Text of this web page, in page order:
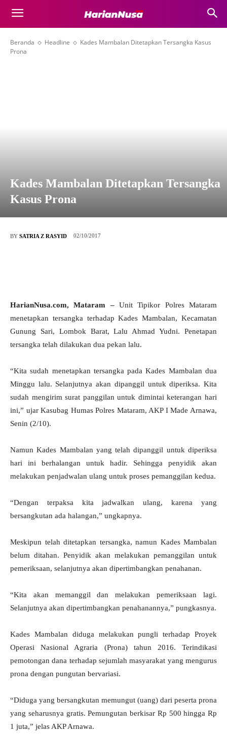
Beranda Headline
Kades Mambalan Ditetapkan Tersangka Kasus
Prona
Kades Mambalan Ditetapkan Tersangka
Kasus Prona
BY SATRIA Z RASYID 02/10/2017
HarianNusa.com, Mataram –Unit Tipikor Polres Mataram
menetapkan tersangka terhadap Kades Mambalan, Kecamatan
Gunung Sari, Lombok Barat, Lalu Ahmad Yudni. Penetapan
tersangka telah dilakukan dua pekan lalu.
“Kita sudah menetapkan tersangka pada Kades Mambalan dua
Minggu lalu. Selanjutnya akan dipanggil untuk diperiksa. Kita
sudah mengirim surat panggilan untuk dimintai keterangan hari
ini,” ujar Kasubag Humas Polres Mataram, AKP I Made Arnawa,
Senin (2/10).
Namun Kades Mambalan yang telah dipanggil untuk diperiksa
hari ini berhalangan untuk hadir. Sehingga penyidik akan
melakukan penjadwalan ulang untuk proses pemanggilan kedua.
“Dengan terpaksa kita jadwalkan ulang, karena yang
bersangkutan ada halangan,” ungkapnya.
Meskipun telah ditetapkan tersangka, namun Kades Mambalan
belum ditahan. Penyidik akan melakukan pemanggilan untuk
pemeriksaan, selanjutnya akan dipertimbangkan penahanan.
“Kita akan memanggil dan melakukan pemeriksaan lagi.
Selanjutnya akan dipertimbangkan penahanannya,” pungkasnya.
Kades Mambalan diduga melakukan pungli terhadap Proyek
Operasi Nasional Agraria (Prona) tahun 2016. Terindikasi
pemotongan dana terhadap sejumlah masyarakat yang mengurus
prona dengan pungutan bervariasi.
“Diduga yang bersangkutan memungut (uang) dari peserta prona
yang seharusnya gratis. Pemungutan berkisar Rp 500 hingga Rp
1 juta,” jelas AKP Arnawa.